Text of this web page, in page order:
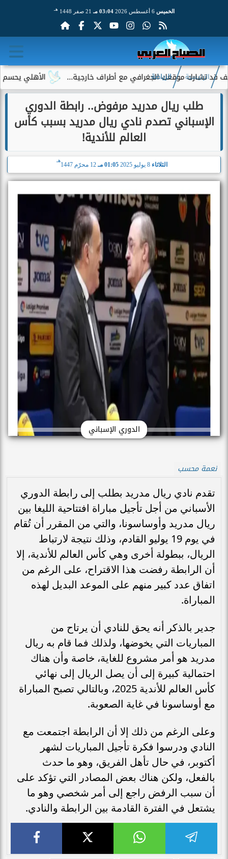
الخميس 6 أغسطس 2026 03:04 مـ 21 صفر 1448 هـ
الأهلي يحسم الجدل موقعك الجغرافي مع أطراف خارجية...
الرئيسية الرياضة
طلب ريال مدريد مرفوض.. رابطة الدوري
الإسباني تصدم نادي ريال مدريد بسبب كأس
العالم للأندية!
الثلاثاء 01:05 مـ 12 محرّم 1447
هـ
الدوري الإسباني
نعمة محسب
تقدم نادي ريال مدريد بطلب إلى رابطة الدوري
الأسباني من أجل تأجيل مباراة افتتاحية الليغا بين
ريال مدريد وأوساسونا، والتي من المقرر أن تُقام
في يوم 19 يوليو القادم، وذلك نتيجة لارتباط
الريال، ببطولة أخرى وهي كأس العالم للأندية، إلا
أن الرابطة رفضت هذا الاقتراح، على الرغم من
اتفاق عدد كبير منهم على الموعد البديل لهذه
المباراة.
جدير بالذكر أنه يحق للنادي أن يرتاح من
المباريات التي يخوضها، ولذلك فما قام به ريال
مدريد هو أمر مشروع للغاية، خاصة وأن هناك
احتمالية كبيرة إلى أن يصل الريال إلى نهائي
كأس العالم للأندية 2025، وبالتالي تصبح المباراة
مع أوساسونا في غاية الصعوبة.
وعلى الرغم من ذلك إلا أن الرابطة اجتمعت مع
النادي ودرسوا فكرة تأجيل المباريات لشهر
أكتوبر، في حال تأهل الفريق، وهو ما حدث
بالفعل، ولكن هناك بعض المصادر التي تؤكد على
أن سبب الرفض راجع إلى أمر شخصي وهو ما
يشتعل في الفترة القادمة بين الرابطة والنادي.